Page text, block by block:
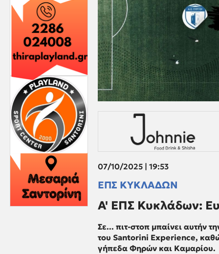
07/10/2025 | 19:53
ΕΠΣ ΚΥΚΛΑΔΩΝ
Α' ΕΠΣ Κυκλάδων:
Σε... πιτ-στοπ μπαίνει αυτήν
του Santorini Experience,
γήπεδα Φηρών και Καμαρίου.